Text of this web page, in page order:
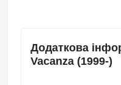
Додаткова
Vacanza (1999-)